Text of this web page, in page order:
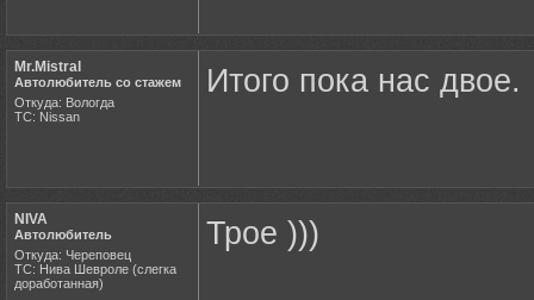
Mr.Mistral
Автолюбитель со стажем
Откуда: Вологда
ТС: Nissan
Итого пока нас двое.
NIVA
Автолюбитель
Откуда: Череповец
ТС: Нива Шевроле (слегка
доработанная)
Трое )))